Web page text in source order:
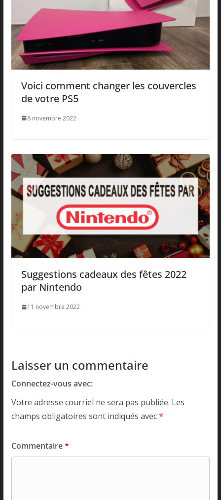
Voici comment changer les couvercles
de votre PS5
8 novembre 2022
Suggestions cadeaux des fêtes 2022
par Nintendo
11 novembre 2022
Laisser un commentaire
Connectez-vous avec:
Votre adresse courriel ne sera pas publiée. Les
champs obligatoires sont indiqués avec*
Commentaire*